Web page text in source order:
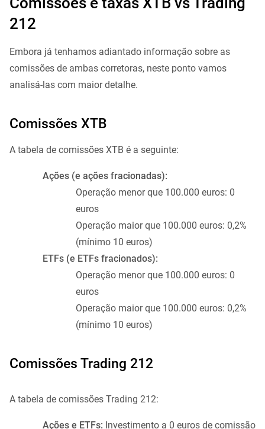
212
Embora já tenhamos adiantado informação sobre as
comissões de ambas corretoras, neste ponto vamos
analisá-las com maior detalhe.
Comissões XTB
A tabela de comissões XTB é a seguinte:
Ações (e ações fracionadas):
Operação menor que 100.000 euros: 0
euros
Operação maior que 100.000 euros: 0,2%
(mínimo 10 euros)
ETFs (e ETFs fracionados):
Operação menor que 100.000 euros: 0
euros
Operação maior que 100.000 euros: 0,2%
(mínimo 10 euros)
Comissões Trading 212
A tabela de comissões Trading 212:
Ações e ETFs: Investimento a 0 euros de comissão